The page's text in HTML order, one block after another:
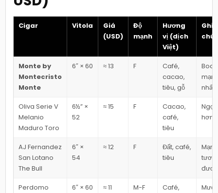
Cigar Vitola
Giá
(USD)
Độ
mạnh
Hương
vị (dịch
Việt)
Ghi
chú
Monte by
Montecristo
Monte
6″ × 60 ≈ 13 F
Café,
cacao,
tiêu, gỗ
Body
nhất
Oliva Serie V
Melanio
Maduro Toro
6½” ×
52
≈ 15 F
Cacao,
café,
tiêu
Ngọt
hơn
AJ Fernandez
San Lotano
The Bull
6″ ×
54
≈ 12 F
Đất, café,
tiêu
Mạnh
Perdomo
6″ × 60 ≈ 11 M-F
Café,
Mượt